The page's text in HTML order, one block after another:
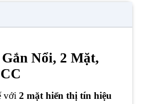
Nổi, 2 Mặt,
với 2 mặt hiển thị tín hiệu